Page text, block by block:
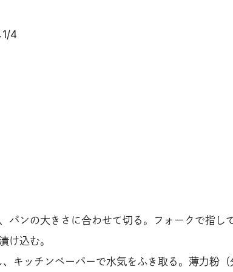
1/4
パンの大きさに合わせて切る。フォークで指し
け込む。
、キッチンペーパーで水気をふき取る。薄力粉（